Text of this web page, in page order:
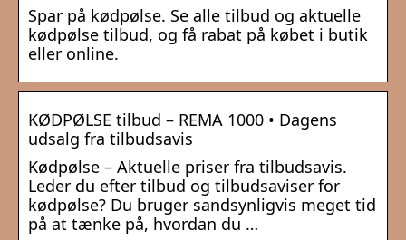
Spar på kødpølse. Se alle tilbud og aktuelle
kødpølse tilbud, og få rabat på købet i butik
eller online.
KØDPØLSE tilbud – REMA 1000 • Dagens
udsalg fra tilbudsavis
Kødpølse – Aktuelle priser fra tilbudsavis.
Leder du efter tilbud og tilbudsaviser for
kødpølse? Du bruger sandsynligvis meget tid
på at tænke på, hvordan du …